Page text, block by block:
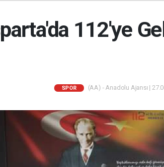
112'ye
SPOR (AA) - Anadolu Ajansı |